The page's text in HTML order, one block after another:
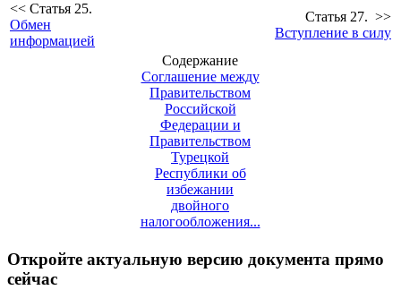
<< Статья 25.
Обмен
информацией
Статья 27. >>
Вступление в силу
Содержание
Соглашение между
Правительством
Российской
Федерации и
Правительством
Турецкой
Республики об
избежании
двойного
налогообложения...
Откройте актуальную версию документа прямо
сейчас